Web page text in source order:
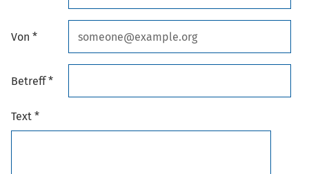
Von *
Betreff *
Text *